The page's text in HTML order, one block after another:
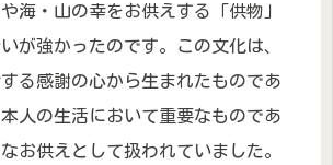
海・山の幸をお供えする「供物」
が強かったのです。この文化は、
る感謝の心から生まれたものであ
人の生活において重要なものであ
お供えとして扱われていました。